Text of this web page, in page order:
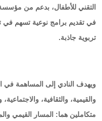
التقني للأطفال، بدعم من
في تقديم برامج نوعية تسهم في
تربوية جاذبة.
ويهدف النادي إلى المساهمة في
والقيمية، والثقافية،
متكاملين هما: المسار القيمي